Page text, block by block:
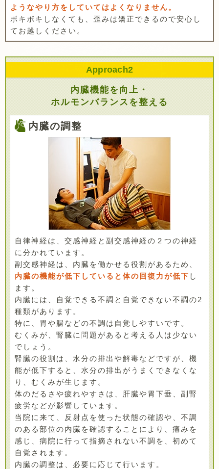
ようなやり方をしていてはよくなりません。
ボキボキしなくても、歪みは矯正できるので安心し
てお越しください。
Approach2
内臓機能を向上・
ホルモンバランスを整える
内臓の調整
自律神経は、交感神経と副交感神経の２つの神経
に分かれています。
副交感神経は、内臓を働かせる役割があるため、
内臓の機能が低下していると体の回復力が低下 し
ます。
内臓には、自覚できる不調と自覚できない不調の2
種類があります。
特に、胃や腸などの不調は自覚しやすいです。
むくみが、腎臓に問題があると考える人は少ない
でしょう。
腎臓の役割は、水分の排出や解毒などですが、機
能が低下すると、水分の排出がうまくできなくな
り、むくみが生じます。
体のだるさや疲れやすさは、肝臓や胃下垂、副腎
疲労などが影響しています。
当院に来て、反射点を使った状態の確認や、不調
のある部位の内臓を確認することにより、痛みを
感じ、病院に行って指摘されない不調を、初めて
自覚されます。
内臓の調整は、必要に応じて行います。